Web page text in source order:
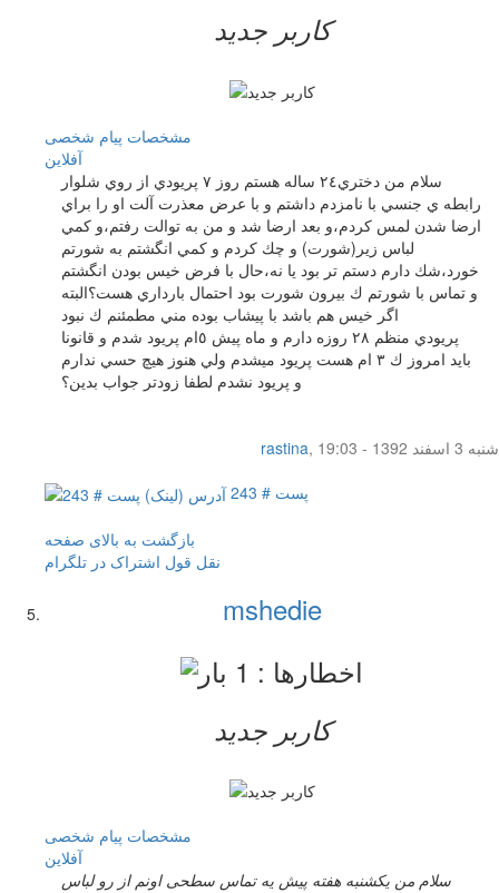
کاربر جدید
مشخصات پیام شخصی
آفلاين
سلام من دختري٢٤ ساله هستم روز ٧ پريودي از روي شلوار
رابطه ي جنسي با نامزدم داشتم و با عرض معذرت آلت او را براي
ارضا شدن لمس كردم،و بعد ارضا شد و من به توالت رفتم،و كمي
لباس زير(شورت) و چك كردم و كمي انگشتم به شورتم
خورد،شك دارم دستم تر بود يا نه،حال با فرض خيس بودن انگشتم
و تماس با شورتم ك بيرون شورت بود احتمال بارداري هست؟البته
اگر خيس هم باشد با پيشاب بوده مني مطمئنم ك نبود
پريودي منظم ٢٨ روزه دارم و ماه پيش ٥ام پريود شدم و قانونا
بايد امروز ك ٣ ام هست پريود ميشدم ولي هنوز هيچ حسي ندارم
و پريود نشدم لطفا زودتر جواب بدين؟
rastina,
شنبه 3 اسفند 1392 - 19:03
پست # 243
بازگشت به بالای صفحه
نقل قول اشتراک در تلگرام
mshedie
کاربر جدید
مشخصات پیام شخصی
آفلاين
سلام من یکشنبه هفته پیش یه تماس سطحی اونم از رو لباس